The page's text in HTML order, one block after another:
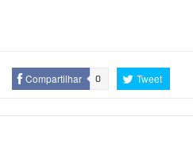
Compartilhar 0 Tweet